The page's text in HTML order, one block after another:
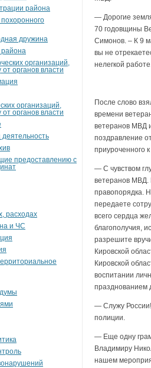
района
дружина
района
организаций,
органов власти
организаций,
органов власти
предоставлению с
расходах
и ЧС
— Дорогие
70 годовщины
Симонов. – К 9
вы не
нелегкой
После слово
времени
ветеранов МВД
поздравление
приуроченного
— С чувством
ветеранов МВД.
правопорядка.
передаете
всего сердца
благополучия,
разрешите
Кировской
Кировской
воспитании
празднованием
— Служу России!
полиции.
— Еще одну
Владимиру
нашем